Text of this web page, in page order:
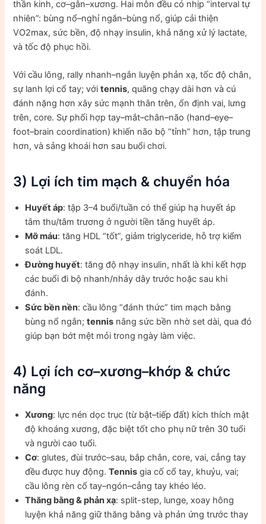
thần kinh, cơ–gân–xương. Hai môn đều có nhịp “interval tự
nhiên”: bùng nổ–nghỉ ngắn–bùng nổ, giúp cải thiện
VO2max, sức bền, độ nhạy insulin, khả năng xử lý lactate,
và tốc độ phục hồi.
Với cầu lông, rally nhanh–ngắn luyện phản xạ, tốc độ chân,
sự lanh lợi cổ tay; vớitennis, quãng chạy dài hơn và cú
đánh nặng hơn xây sức mạnh thân trên, ổn định vai, lưng
trên, core. Sự phối hợp tay–mắt–chân–não (hand–eye–
foot–brain coordination) khiến não bộ “tỉnh” hơn, tập trung
hơn, và sảng khoái hơn sau buổi chơi.
3) Lợi ích tim mạch & chuyển hóa
Huyết áp: tập 3–4 buổi/tuần có thể giúp hạ huyết áp
tâm thu/tâm trương ở người tiền tăng huyết áp.
Mỡ máu: tăng HDL “tốt”, giảm triglyceride, hỗ trợ kiểm
soát LDL.
Đường huyết: tăng độ nhạy insulin, nhất là khi kết hợp
các buổi đi bộ nhanh/nhảy dây trước hoặc sau khi
đánh.
Sức bền nền: cầu lông “đánh thức” tim mạch bằng
bùng nổ ngắn;tennis nâng sức bền nhờ set dài, qua đó
giúp bạn bớt mệt mỏi trong ngày làm việc.
4) Lợi ích cơ–xương–khớp & chức
năng
Xương: lực nén dọc trục (từ bật–tiếp đất) kích thích mật
độ khoáng xương, đặc biệt tốt cho phụ nữ trên 30 tuổi
và người cao tuổi.
Cơ: glutes, đùi trước–sau, bắp chân, core, vai, cẳng tay
đều được huy động.Tennis gia cố cổ tay, khuỷu, vai;
cầu lông rèn cổ tay–ngón–cẳng tay khéo léo.
Thăng bằng & phản xạ: split-step, lunge, xoay hông
luyện khả năng giữ thăng bằng và phản ứng trước thay